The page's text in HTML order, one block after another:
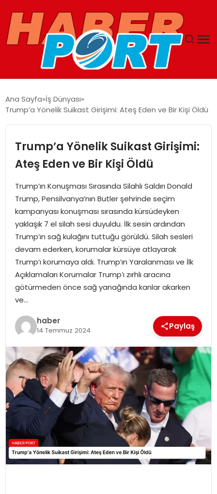
GUNCEL
YAŞAM
SAĞLIK
MAGAZIN
EĞITIM
OTOMOBIL
TEKNOLOJI
Ana Sayfa İş Dünyası
Trump’a Yönelik Suikast Girişimi: Ateş Eden ve Bir Kişi Öldü
Trump’a Yönelik Suikast Girişimi:
Ateş Eden ve Bir Kişi Öldü
Trump’ın Konuşması Sırasında Silahlı Saldırı Donald
Trump, Pensilvanya’nın Butler şehrinde seçim
kampanyası konuşması sırasında kürsüdeyken
yaklaşık 7 el silah sesi duyuldu. İlk sesin ardından
Trump’ın sağ kulağını tuttuğu görüldü. Silah sesleri
devam ederken, korumalar kürsüye atlayarak
Trump’ı korumaya aldı. Trump’ın Yaralanması ve İlk
Açıklamaları Korumalar Trump’ı zırhlı aracına
götürmeden önce sağ yanağında kanlar akarken
ve…
haber
14 Temmuz 2024 Paylaş